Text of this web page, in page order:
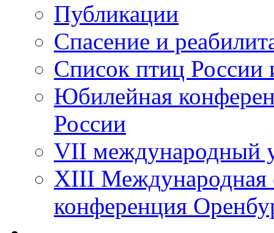
Публикации
Спасение и
Список птиц России
Юбилейная
России
VII международный
XIII Международная
конференция